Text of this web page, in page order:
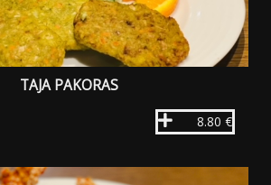
TAJA PAKORAS
8.80 €